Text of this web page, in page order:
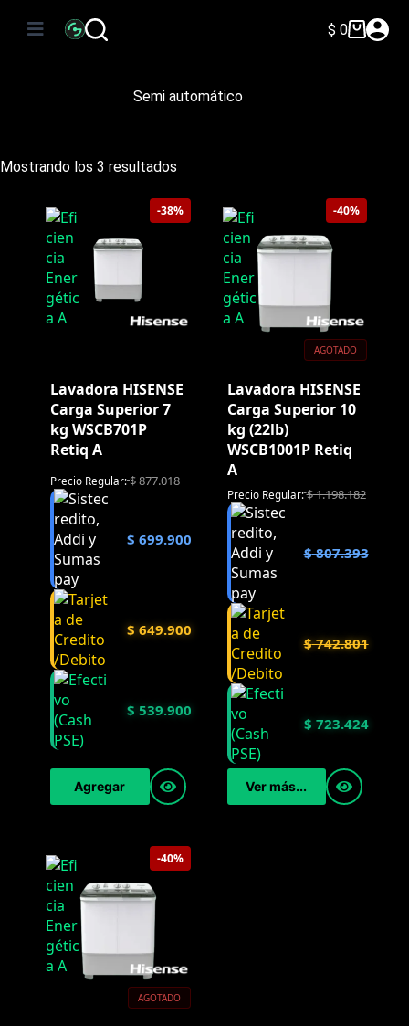
Carro
$ 0
Semi automático
Mostrando los 3 resultados
precio:
bajo
-38%
Lavadora HISENSE
Carga Superior 7
kg WSCB701P
Retiq A
Precio Regular:$877.018
$ 699.900
$ 649.900
$ 539.900
Agregar
-40%
AGOTADO
Lavadora HISENSE
Carga Superior 10
kg (22lb)
WSCB1001P Retiq
A
Precio Regular:$1.198.182
$807.393
$742.801
$723.424
Ver más...
-40%
AGOTADO